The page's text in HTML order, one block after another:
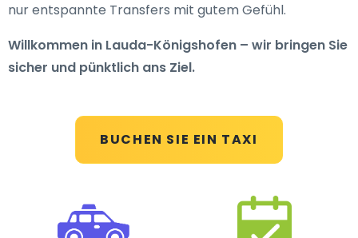
BUCHEN SIE EIN TAXI
nur entspannte Transfers mit gutem Gefühl.
Willkommen in Lauda-Königshofen – wir bringen Sie
sicher und pünktlich ans Ziel.